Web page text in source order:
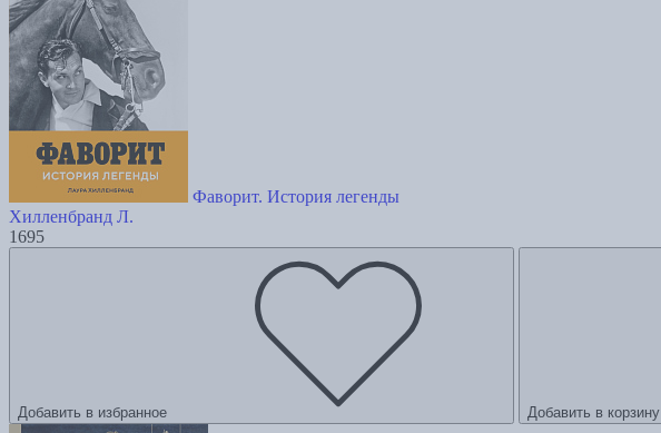
Фаворит. История легенды
Хилленбранд Л.
1695
Добавить в избранное Добавить в корзину